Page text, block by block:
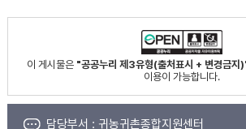
이 게시물은 "공공누리 제3유형(출처표시 + 변경금지
이용이 가능합니다.
담당부서 : 귀농귀촌종합지원센터